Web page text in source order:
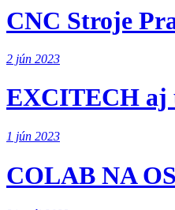
CNC Stroje
2 jún 2023
EXCITECH aj
1 jún 2023
COLAB NA